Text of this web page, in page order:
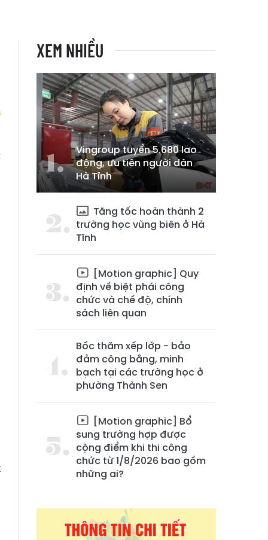
XEM NHIỀU
Vingroup tuyển 5.680 lao
động, ưu tiên người dân
Hà Tĩnh
Tăng tốc hoàn thành 2
trường học vùng biên ở Hà
Tĩnh
[Motion graphic] Quy
định về biệt phái công
chức và chế độ, chính
sách liên quan
Bốc thăm xếp lớp - bảo
đảm công bằng, minh
bạch tại các trường học ở
phường Thành Sen
[Motion graphic] Bổ
sung trường hợp được
cộng điểm khi thi công
chức từ 1/8/2026 bao gồm
những ai?